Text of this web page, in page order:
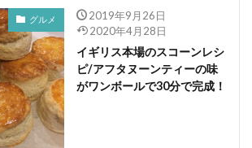
グルメ
2019年9月26日
2020年4月28日
イギリス本場のスコーンレシ
ピ/アフタヌーンティーの味
がワンボールで30分で完成！